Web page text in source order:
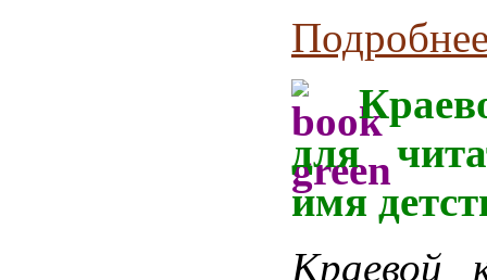
для
имя
Краевой